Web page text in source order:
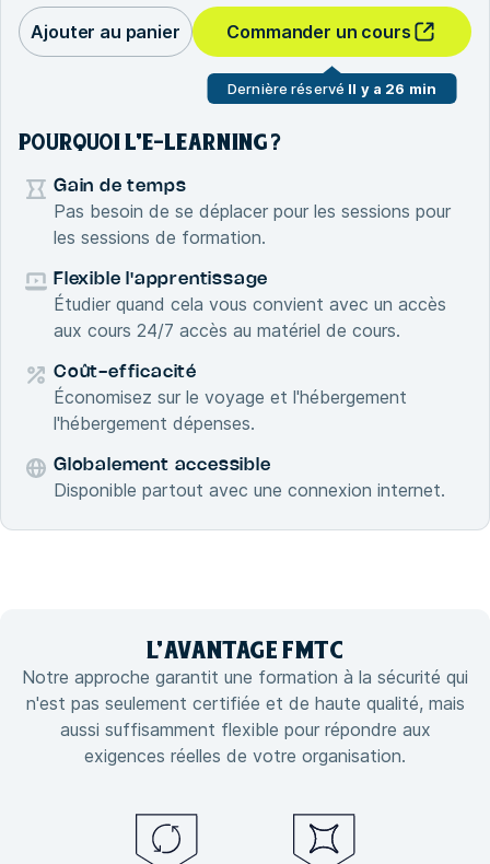
Ajouter au panier Commander un cours
Dernière réservé Il y a 26 min
POURQUOI L'E-LEARNING ?
Gain de temps
Pas besoin de se déplacer pour les sessions pour
les sessions de formation.
Flexible l'apprentissage
Étudier quand cela vous convient avec un accès
aux cours 24/7 accès au matériel de cours.
Coût-efficacité
Économisez sur le voyage et l'hébergement
l'hébergement dépenses.
Globalement accessible
Disponible partout avec une connexion internet.
L'AVANTAGE FMTC
Notre approche garantit une formation à la sécurité qui
n'est pas seulement certifiée et de haute qualité, mais
aussi suffisamment flexible pour répondre aux
exigences réelles de votre organisation.